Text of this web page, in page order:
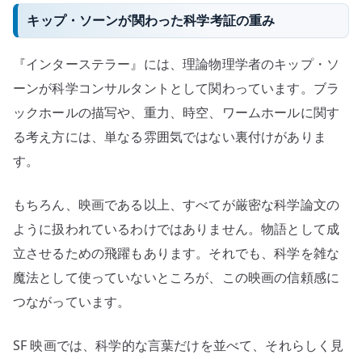
キップ・ソーンが関わった科学考証の重み
『インターステラー』には、理論物理学者のキップ・ソ
ーンが科学コンサルタントとして関わっています。ブラ
ックホールの描写や、重力、時空、ワームホールに関す
る考え方には、単なる雰囲気ではない裏付けがありま
す。
もちろん、映画である以上、すべてが厳密な科学論文の
ように扱われているわけではありません。物語として成
立させるための飛躍もあります。それでも、科学を雑な
魔法として使っていないところが、この映画の信頼感に
つながっています。
SF 映画では、科学的な言葉だけを並べて、それらしく見